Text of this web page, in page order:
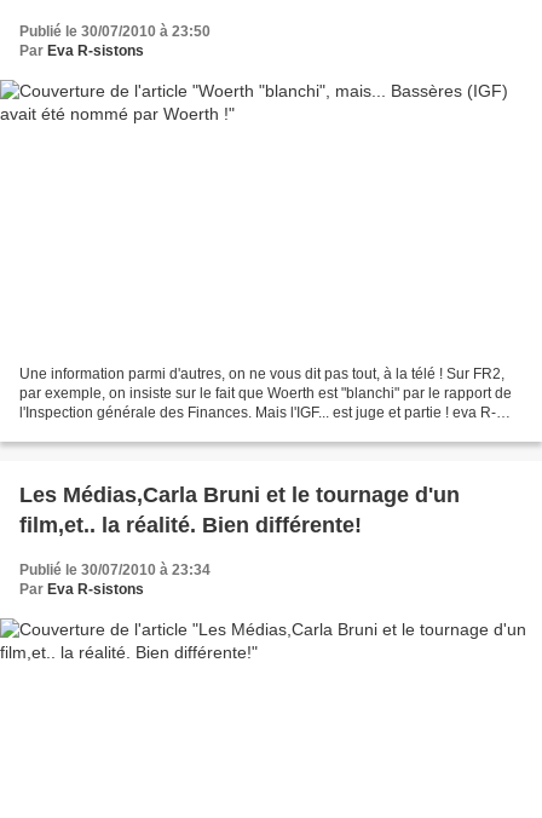
Publié le 30/07/2010 à 23:50
Par Eva R-sistons
Une information parmi d'autres, on ne vous dit pas tout, à la télé ! Sur FR2,
par exemple, on insiste sur le fait que Woerth est "blanchi" par le rapport de
l'Inspection générale des Finances. Mais l'IGF... est juge et partie ! eva R-
Les Médias,Carla Bruni et le tournage d'un
film,et.. la réalité. Bien différente!
Publié le 30/07/2010 à 23:34
Par Eva R-sistons